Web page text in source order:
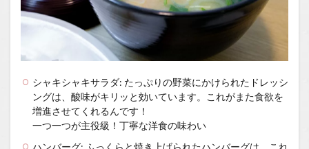
シャキシャキサラダ: たっぷりの野菜にかけられたドレッシ
ングは、酸味がキリッと効いています。これがまた食欲を
増進させてくれるんです！
一つ一つが主役級！丁寧な洋食の味わい
ハンバーグ: ふっくらと焼き上げられたハンバーグは、これ